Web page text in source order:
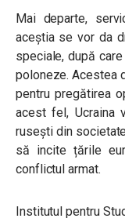
Mai departe,
aceștia se vor da
speciale, după
poloneze. Acestea
pentru pregătirea
acest fel, Ucraina
rusești din
să incite țările
conflictul armat.
Institutul pentru